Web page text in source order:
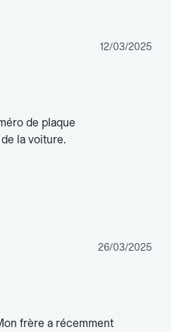
12/03/2025
de plaque
la voiture.
26/03/2025
frère a récemment